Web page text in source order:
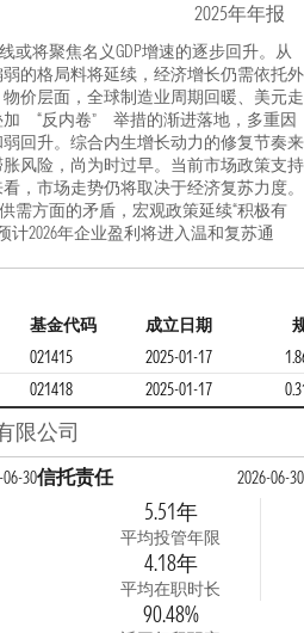
2025年年报
或将聚焦名义GDP增速的逐步回升。从
的格局料将延续，经济增长仍需依托外
价层面，全球制造业周期回暖、美元走
加 “反内卷” 举措的渐进落地，多重因
回升。综合内生增长动力的修复节奏来
风险，尚为时过早。当前市场政策支持
，市场走势仍将取决于经济复苏力度。
需方面的矛盾，宏观政策延续“积极有
计2026年企业盈利将进入温和复苏通
基金代码 成立日期
021415 2025-01-17
021418 2025-01-17
限公司
30信托责任 2026-06-30
5.51年
平均投管年限
4.18年
平均在职时长
90.48%